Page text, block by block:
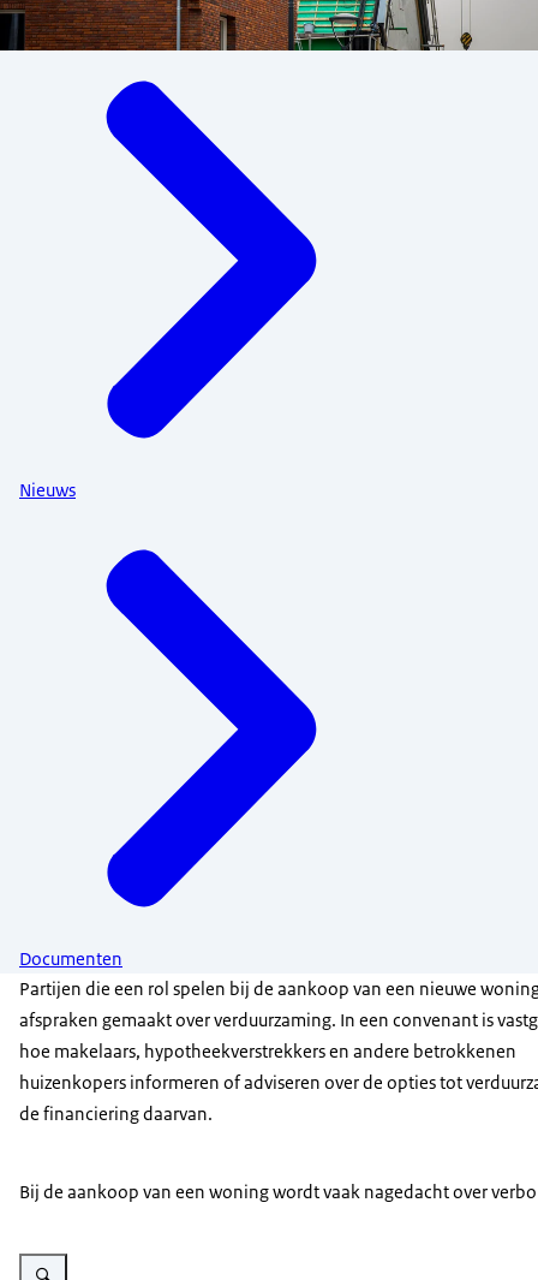
Nieuws
Documenten
Partijen die een rol spelen bij de aankoop van een nieuwe
afspraken gemaakt over verduurzaming. In een convenant is
hoe makelaars, hypotheekverstrekkers en andere betrokkenen
huizenkopers informeren of adviseren over de opties tot
de financiering daarvan.
Bij de aankoop van een woning wordt vaak nagedacht over
Vergroot afbeelding Infographic over verduurzaming van koopwoningen